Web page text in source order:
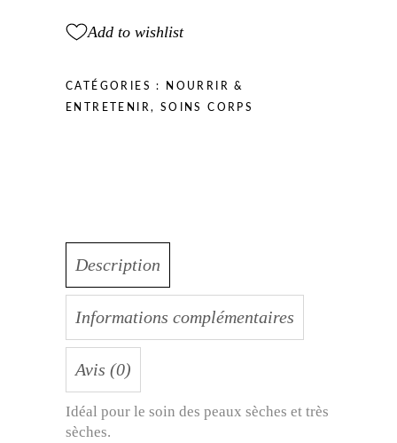
Add to wishlist
CATÉGORIES :
NOURRIR &
ENTRETENIR, SOINS CORPS
Description
Informations complémentaires
Avis (0)
Idéal pour le soin des peaux sèches et très
sèches.